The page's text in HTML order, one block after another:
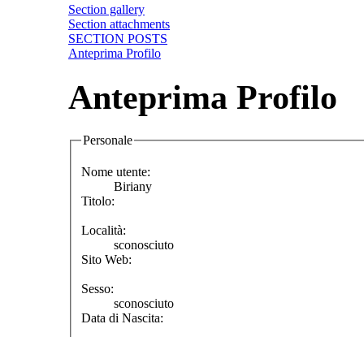
Section gallery
Section attachments
SECTION POSTS
Anteprima Profilo
Anteprima Profilo
Personale
Nome utente:
Biriany
Titolo:
Località:
sconosciuto
Sito Web:
Sesso:
sconosciuto
Data di Nascita: